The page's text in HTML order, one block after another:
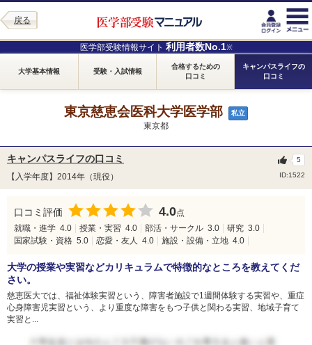
戻る
医学部受験情報サイト 利用者数No.1※
大学基本情報 受験・入試情報
合格するための
口コミ
キャンパスライフの
口コミ
東京慈恵会医科大学医学部 私立
東京都
キャンパスライフの口コミ
【入学年度】2014年（現役） ID:1522
5
口コミ評価 4.0点
就職・進学 4.0 授業・実習 4.0 部活・サークル 3.0 研究 3.0
国家試験・資格 5.0 恋愛・友人 4.0 施設・設備・立地 4.0
大学の授業や実習などカリキュラムで特徴的なところを教えてくだ
さい。
慈恵医大では、福祉体験実習という、障害者施設で1週間体験する実習や、重症
心身障害児実習という、より重度な障害をもつ子供と関わる実習、地域子育て
実習と...